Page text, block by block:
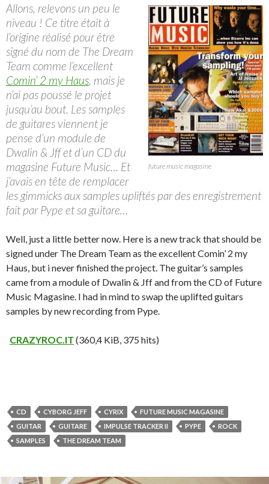
future music magasine
Allons, relevons un peu le
niveau ! Ce titre était à
l’origine réalisé pour être
signé du nom de The Dream
Team comme l’excellent
Comin’ 2 my Haus, mais je
n’ai pas poussé le projet
jusqu’au bout. Les samples
de guitares viennent je
pense d’un module de
Dwalin & Jff et d’un CD du
magasine Future Music… Et
j’avais en tête de remplacer
les gimmicks aux samples upliftés par des enregistrement
fait par Pype et sa guitare…
Well, just a little better now. Here is a new track that should be
signed under The Dream Team as the excellent Comin’ 2 my
Haus, but i never finished the project. The guitar’s samples
came from a module of Dwalin & Jff and from the CD of Future
Music Magasine. I had in mind to swap the uplifted guitars
samples by new recording from Pype.
CRAZYROC.IT (360,4 KiB, 375 hits)
CD CYBORG JEFF CYRIX
FUTURE MUSIC MAGASINE
GUITAR
GUITARE IMPULSE TRACKER II PYPE
ROCK
SAMPLES
THE DREAM TEAM